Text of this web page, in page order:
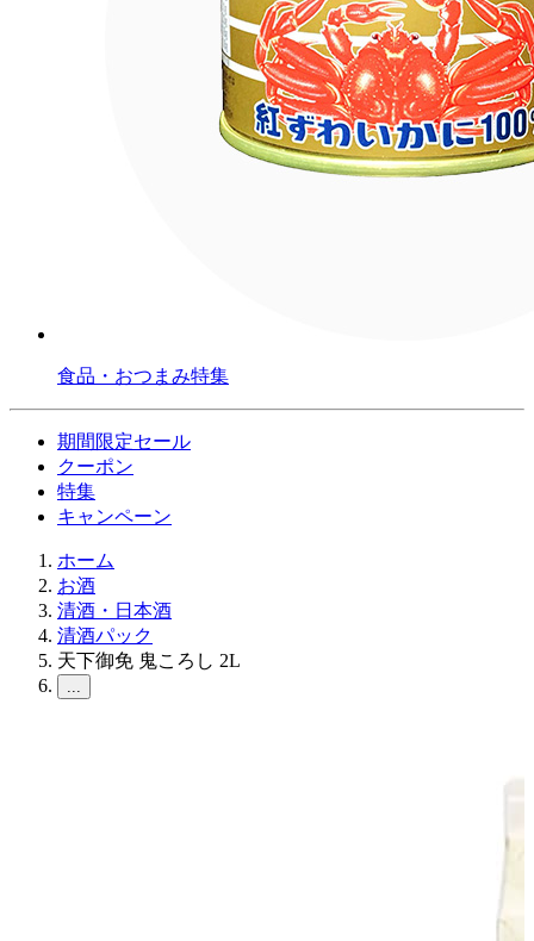
食品・おつまみ特集
期間限定セール
クーポン
特集
キャンペーン
ホーム
お酒
清酒・日本酒
清酒パック
天下御免 鬼ころし 2L
...